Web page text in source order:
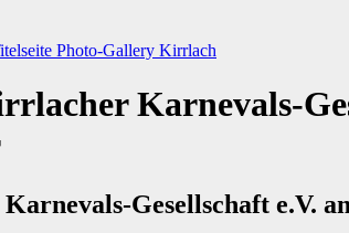
Photo-Gallery Kirrlach
Karnevals-
Gesellschaft e.V.